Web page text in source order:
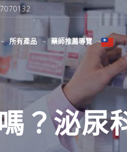
免運費
所有產品 藥師推薦導覽
？泌尿